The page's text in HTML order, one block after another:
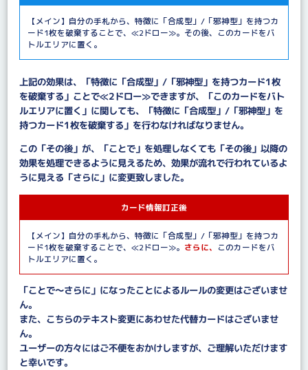
【メイン】自分の手札から、特徴に「合成型」/「邪神型」を持つカ
ード1枚を破棄することで、≪2ドロー≫。その後、このカードをバ
トルエリアに置く。
上記の効果は、「特徴に「合成型」/「邪神型」を持つカード1枚
を破棄する」ことで≪2ドロー≫できますが、「このカードをバト
ルエリアに置く」に関しても、「特徴に「合成型」/「邪神型」を
持つカード1枚を破棄する」を行わなければなりません。
この「その後」が、「ことで」を処理しなくても「その後」以降の
効果を処理できるように見えるため、効果が流れで行われているよ
うに見える「さらに」に変更致しました。
カード情報訂正後
【メイン】自分の手札から、特徴に「合成型」/「邪神型」を持つカ
ード1枚を破棄することで、≪2ドロー≫。 さらに、 このカードをバ
トルエリアに置く。
「ことで～さらに」になったことによるルールの変更はございませ
ん。
また、こちらのテキスト変更にあわせた代替カードはございませ
ん。
ユーザーの方々にはご不便をおかけしますが、ご理解いただけます
と幸いです。